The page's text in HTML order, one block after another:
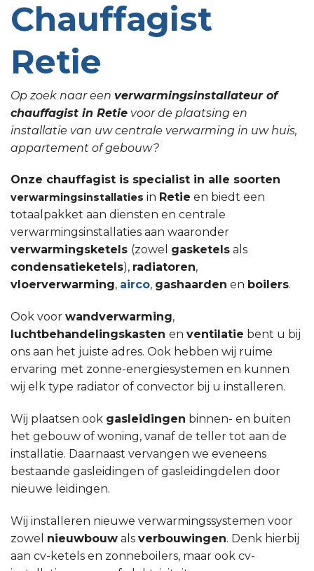
Chauffagist
Retie
Op zoek naar een verwarmingsinstallateur of
chauffagist in Retie voor de plaatsing en
installatie van uw centrale verwarming in uw huis,
appartement of gebouw?
Onze chauffagist is specialist in alle soorten
verwarmingsinstallaties in Retie en biedt een
totaalpakket aan diensten en centrale
verwarmingsinstallaties aan waaronder
verwarmingsketels (zowel gasketels als
condensatieketels), radiatoren,
vloerverwarming, airco, gashaarden en boilers.
Ook voor wandverwarming,
luchtbehandelingskasten en ventilatie bent u bij
ons aan het juiste adres. Ook hebben wij ruime
ervaring met zonne-energiesystemen en kunnen
wij elk type radiator of convector bij u installeren.
Wij plaatsen ook gasleidingen binnen- en buiten
het gebouw of woning, vanaf de teller tot aan de
installatie. Daarnaast vervangen we eveneens
bestaande gasleidingen of gasleidingdelen door
nieuwe leidingen.
Wij installeren nieuwe verwarmingssystemen voor
zowel nieuwbouw als verbouwingen. Denk hierbij
aan cv-ketels en zonneboilers, maar ook cv-